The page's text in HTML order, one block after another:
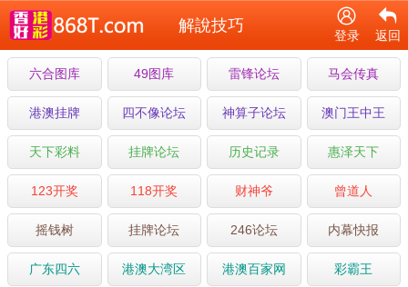
解說技巧
登录 返回
六合图库 49图库 雷锋论坛 马会传真
港澳挂牌 四不像论坛 神算子论坛 澳门王中王
天下彩料 挂牌论坛 历史记录 惠泽天下
123开奖 118开奖 财神爷 曾道人
摇钱树 挂牌论坛 246论坛 内幕快报
广东四六 港澳大湾区 港澳百家网 彩霸王